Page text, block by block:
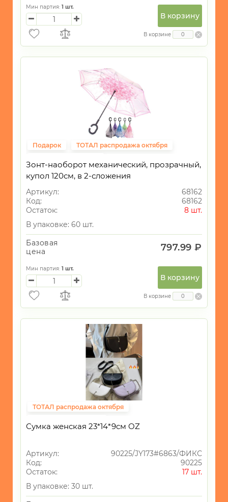
Мин партия: 1 шт.
В корзину
В корзине
Подарок
ТОТАЛ распродажа октября
Зонт-наоборот механический, прозрачный,
купол 120см, в 2-сложения
Артикул:
68162
Код:
68162
Остаток:
8 шт.
В упаковке: 60 шт.
Базовая
цена
797.99 ₽
Мин партия: 1 шт.
В корзину
В корзине
ТОТАЛ распродажа октября
Сумка женская 23*14*9см OZ
Артикул:
90225/JY173#6863/ФИКС
Код:
90225
Остаток:
17 шт.
В упаковке: 30 шт.